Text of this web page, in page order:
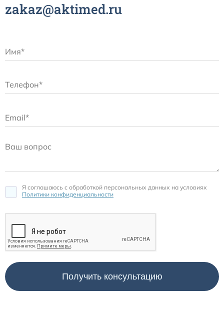
zakaz@aktimed.ru
Я соглашаюсь c обработкой персональных данных на условиях
Политики конфиденциальности